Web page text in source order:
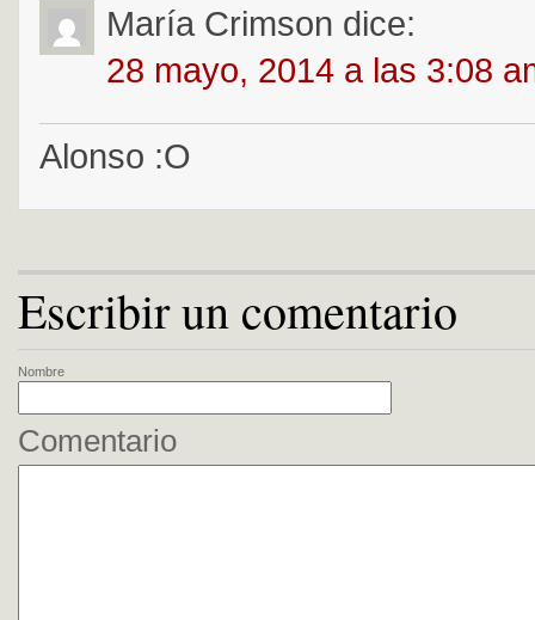
María Crimson dice:
28 mayo, 2014 a las 3:08
Alonso :O
Escribir un comentario
Nombre
Comentario